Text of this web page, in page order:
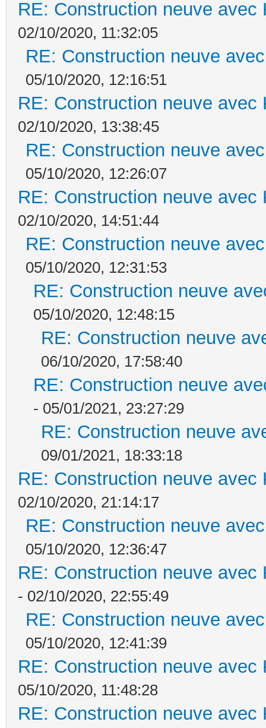
RE: Construction neuve avec
02/10/2020, 11:32:05
RE: Construction neuve
05/10/2020, 12:16:51
RE: Construction neuve avec
02/10/2020, 13:38:45
RE: Construction neuve
05/10/2020, 12:26:07
RE: Construction neuve avec
02/10/2020, 14:51:44
RE: Construction neuve
05/10/2020, 12:31:53
RE: Construction neuve
05/10/2020, 12:48:15
RE: Construction neuve
06/10/2020, 17:58:40
RE: Construction neuve
- 05/01/2021, 23:27:29
RE: Construction neuve
09/01/2021, 18:33:18
RE: Construction neuve avec
02/10/2020, 21:14:17
RE: Construction neuve
05/10/2020, 12:36:47
RE: Construction neuve avec
- 02/10/2020, 22:55:49
RE: Construction neuve
05/10/2020, 12:41:39
RE: Construction neuve avec
05/10/2020, 11:48:28
RE: Construction neuve avec